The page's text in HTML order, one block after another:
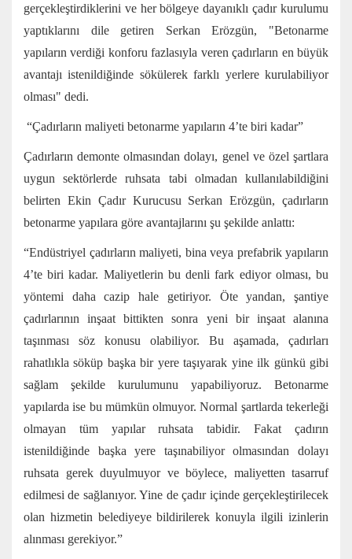
gerçekleştirdiklerini ve her bölgeye dayanıklı çadır kurulumu
yaptıklarını dile getiren Serkan Erözgün, "Betonarme
yapıların verdiği konforu fazlasıyla veren çadırların en büyük
avantajı istenildiğinde sökülerek farklı yerlere kurulabiliyor
olması" dedi.
“Çadırların maliyeti betonarme yapıların 4’te biri kadar”
Çadırların demonte olmasından dolayı, genel ve özel şartlara
uygun sektörlerde ruhsata tabi olmadan kullanılabildiğini
belirten Ekin Çadır Kurucusu Serkan Erözgün, çadırların
betonarme yapılara göre avantajlarını şu şekilde anlattı:
“Endüstriyel çadırların maliyeti, bina veya prefabrik yapıların
4’te biri kadar. Maliyetlerin bu denli fark ediyor olması, bu
yöntemi daha cazip hale getiriyor. Öte yandan, şantiye
çadırlarının inşaat bittikten sonra yeni bir inşaat alanına
taşınması söz konusu olabiliyor. Bu aşamada, çadırları
rahatlıkla söküp başka bir yere taşıyarak yine ilk günkü gibi
sağlam şekilde kurulumunu yapabiliyoruz. Betonarme
yapılarda ise bu mümkün olmuyor. Normal şartlarda tekerleği
olmayan tüm yapılar ruhsata tabidir. Fakat çadırın
istenildiğinde başka yere taşınabiliyor olmasından dolayı
ruhsata gerek duyulmuyor ve böylece, maliyetten tasarruf
edilmesi de sağlanıyor. Yine de çadır içinde gerçekleştirilecek
olan hizmetin belediyeye bildirilerek konuyla ilgili izinlerin
alınması gerekiyor.”